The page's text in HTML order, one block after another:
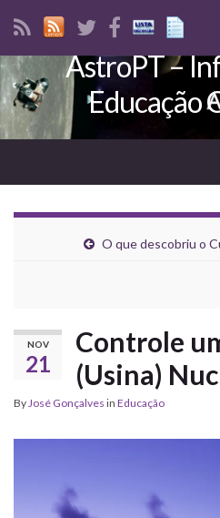
Search for:
AstroPT –
Educação
O que descobriu o
NOV
21
Controle
(Usina)
ByJosé Gonçalves in Educação